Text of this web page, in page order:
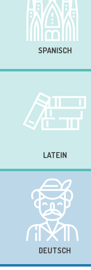
SPANISCH
LATEIN
DEUTSCH